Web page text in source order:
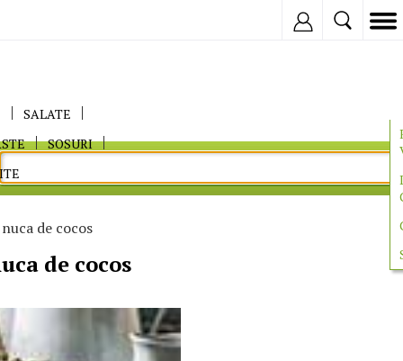
SALATE
SOSURI
de cocos
de cocos